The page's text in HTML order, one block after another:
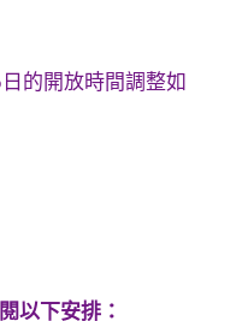
的開放時間調整如
以下安排：